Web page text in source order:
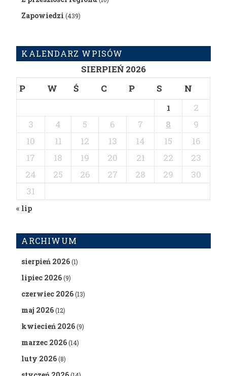
Zapowiedzi (439)
KALENDARZ WPISÓW
SIERPIEŃ 2026
P
W Ś C P S N
1
2
3
4 5 6 7 8
9
10
11 12 13 14 15
16
17
18 19 20 21 22
23
24
25 26 27 28 29
30
31
« lip
ARCHIWUM
sierpień 2026(1)
lipiec 2026(9)
czerwiec 2026(13)
maj 2026(12)
kwiecień 2026(9)
marzec 2026(14)
luty 2026(8)